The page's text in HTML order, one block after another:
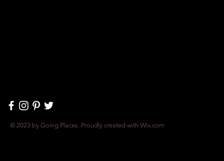
© 2023 by Going Places. Proudly created with Wix.com